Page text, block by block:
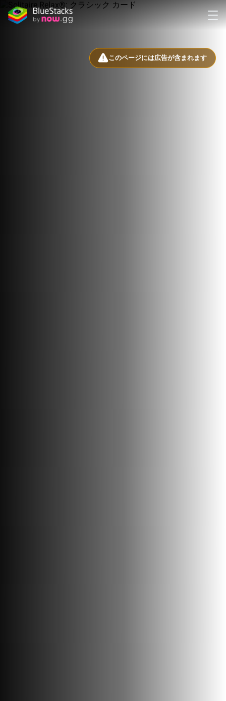
このページには広告が含まれます